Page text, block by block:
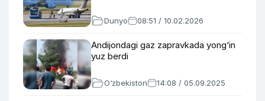
Dunyo 08:51 / 10.02.2026
Andijondagi gaz zapravkada yong‘in
yuz berdi
O‘zbekiston 14:08 / 05.09.2025